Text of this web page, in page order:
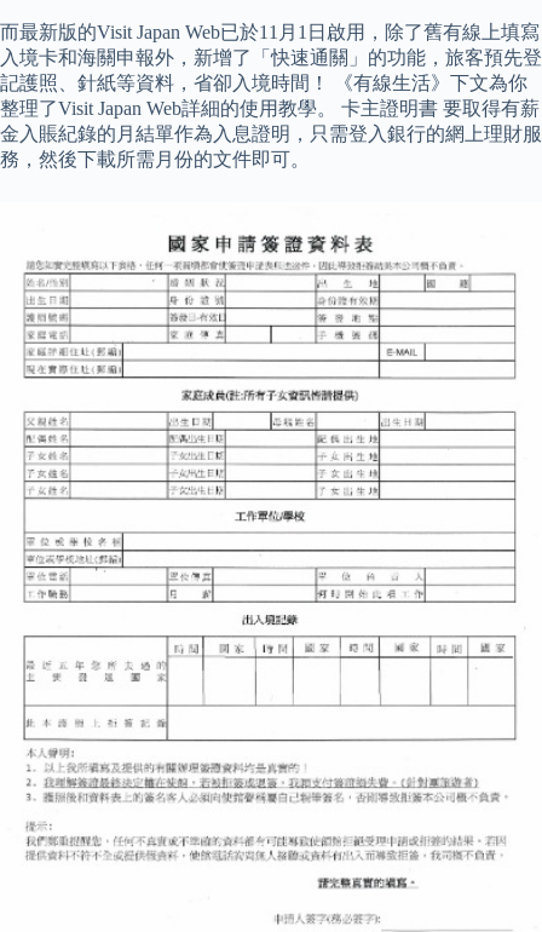
而最新版的Visit Japan Web已於11月1日啟用，除了舊有線上填寫
入境卡和海關申報外，新增了「快速通關」的功能，旅客預先登
記護照、針紙等資料，省卻入境時間！ 《有線生活》下文為你
整理了Visit Japan Web詳細的使用教學。 卡主證明書 要取得有薪
金入賬紀錄的月結單作為入息證明，只需登入銀行的網上理財服
務，然後下載所需月份的文件即可。